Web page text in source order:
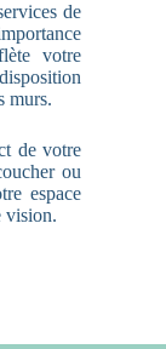
de
votre
murs.
de votre
ou
espace
vision.